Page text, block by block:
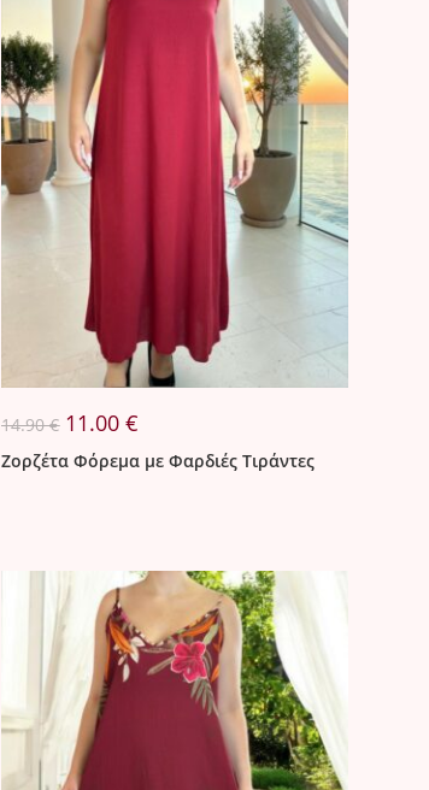
14.90€ Original
price
was:
14.90 €.
11.00€
τιμή
είναι:
Ζορζέτα Φόρεμα με Φαρδιές Τιράντες